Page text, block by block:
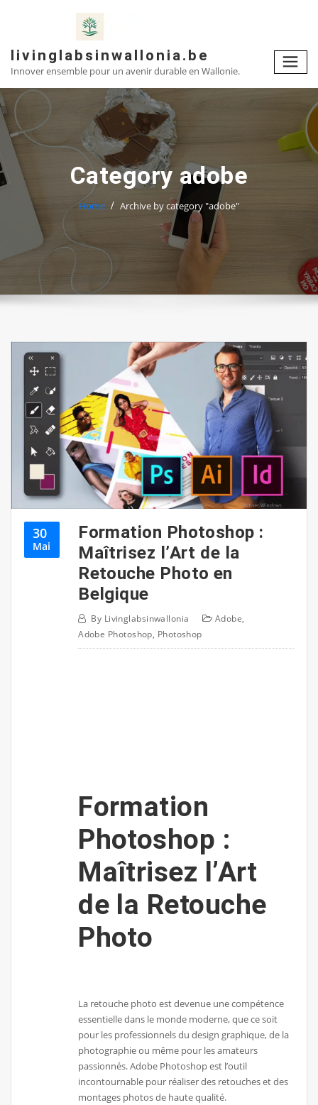
livinglabsinwallonia.be
Innover ensemble pour un avenir durable en Wallonie.
Category adobe
Home Archive by category "adobe"
30
Mai
Formation Photoshop :
Maîtrisez l’Art de la
Retouche Photo en
Belgique
By Livinglabsinwallonia Adobe,
Adobe Photoshop, Photoshop
Formation
Photoshop :
Maîtrisez l’Art
de la Retouche
Photo
La retouche photo est devenue une compétence
essentielle dans le monde moderne, que ce soit
pour les professionnels du design graphique, de la
photographie ou même pour les amateurs
passionnés. Adobe Photoshop est l’outil
incontournable pour réaliser des retouches et des
montages photos de haute qualité.